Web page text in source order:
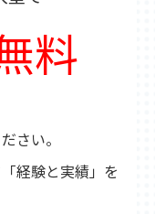
料
さい。
経験と実績」を